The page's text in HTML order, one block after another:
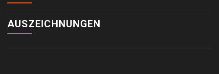
AUSZEICHNUNGEN